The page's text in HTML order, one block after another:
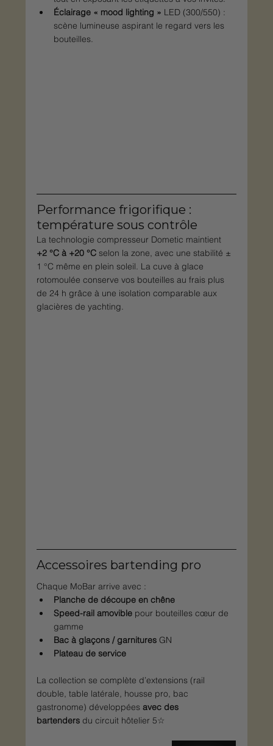
Éclairage « mood lighting » LED (300/550) :
scène lumineuse aspirant le regard vers les
bouteilles.
Performance frigorifique :
température sous contrôle
La technologie compresseur Dometic maintient
+2 °C à +20 °C selon la zone, avec une stabilité ±
1 °C même en plein soleil. La cuve à glace
rotomoulée conserve vos bouteilles au frais plus
de 24 h grâce à une isolation comparable aux
glacières de yachting.
Accessoires bartending pro
Chaque MoBar arrive avec :
Planche de découpe en chêne
Speed-rail amovible pour bouteilles cœur de
gamme
Bac à glaçons / garnitures GN
Plateau de service
La collection se complète d’extensions (rail
double, table latérale, housse pro, bac
gastronome) développées avec des
bartenders du circuit hôtelier 5☆